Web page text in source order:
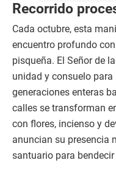
Recorrido
Cada octubre, esta
encuentro profundo
pisqueña. El Señor de
unidad y consuelo
generaciones enteras
calles se transforman
con flores, incienso y
anuncian su presencia
santuario para